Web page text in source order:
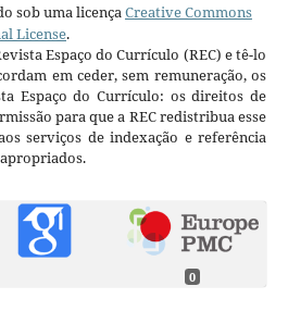
sob uma licençaCreative Commons
License.
Espaço do Currículo (REC) e tê-lo
em ceder, sem remuneração, os
Espaço do Currículo: os direitos de
para que a REC redistribua esse
serviços de indexação e referência
0